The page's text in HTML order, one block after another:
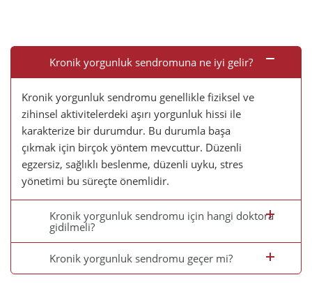
Kronik yorgunluk sendromuna ne iyi gelir?
Kronik yorgunluk sendromu genellikle fiziksel ve
zihinsel aktivitelerdeki aşırı yorgunluk hissi ile
karakterize bir durumdur. Bu durumla başa
çıkmak için birçok yöntem mevcuttur. Düzenli
egzersiz, sağlıklı beslenme, düzenli uyku, stres
yönetimi bu süreçte önemlidir.
Kronik yorgunluk sendromu için hangi doktora
gidilmeli?
Kronik yorgunluk sendromu geçer mi?